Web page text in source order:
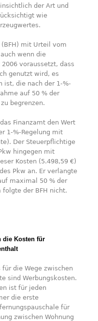
der Art und
wie
mit Urteil vom
wenn die
voraussetzt, dass
genutzt wird, es
ist, die nach der 1-%-
auf 50 % der
begrenzen.
Finanzamt den Wert
1-%-Regelung mit
Der Steuerpflichtige
hingegen mit
Kosten (5.498,59 €)
Pkw an. Er verlangte
maximal 50 % der
folgte der BFH nicht.
die Kosten für
die Wege zwischen
sind Werbungskosten.
ist für jeden
die erste
für
zwischen Wohnung